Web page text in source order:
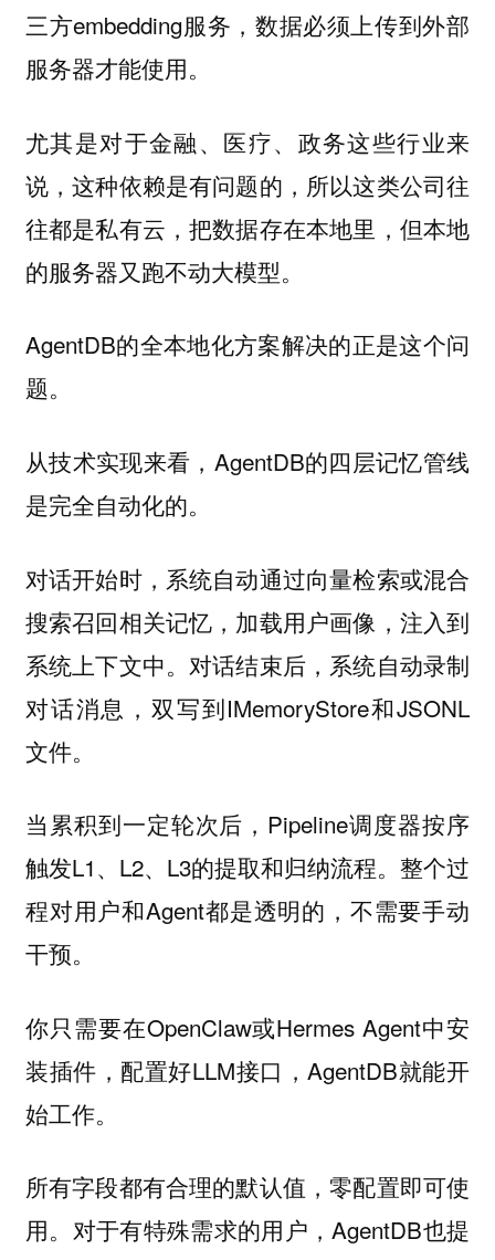
三方embedding服务，数据必须上传到外部
服务器才能使用。
尤其是对于金融、医疗、政务这些行业来
说，这种依赖是有问题的，所以这类公司往
往都是私有云，把数据存在本地里，但本地
的服务器又跑不动大模型。
AgentDB的全本地化方案解决的正是这个问
题。
从技术实现来看，AgentDB的四层记忆管线
是完全自动化的。
对话开始时，系统自动通过向量检索或混合
搜索召回相关记忆，加载用户画像，注入到
系统上下文中。对话结束后，系统自动录制
对话消息，双写到IMemoryStore和JSONL
文件。
当累积到一定轮次后，Pipeline调度器按序
触发L1、L2、L3的提取和归纳流程。整个过
程对用户和Agent都是透明的，不需要手动
干预。
你只需要在OpenClaw或Hermes Agent中安
装插件，配置好LLM接口，AgentDB就能开
始工作。
所有字段都有合理的默认值，零配置即可使
用。对于有特殊需求的用户，AgentDB也提